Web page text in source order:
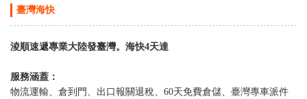
臺灣海快
淩順速遞專業大陸發臺灣。海快4天達
服務涵蓋：
物流運輸、倉到門、出口報關退稅、60天免費倉儲、臺灣專車派件